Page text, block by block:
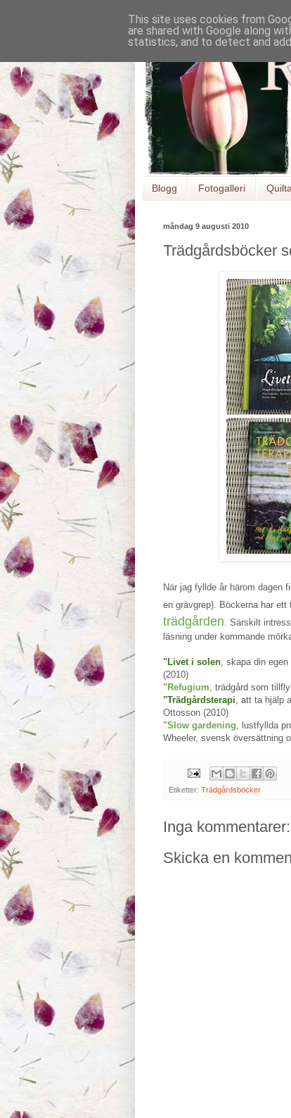
Blogg Fotogalleri
måndag 9 augusti 2010
Trädgårdsböcker
När jag fyllde år härom dagen
en grävgrep). Böckerna har ett
trädgården. Särskilt
läsning under kommande
"Livet i solen, skapa din
(2010)
"Refugium, trädgård som
"Trädgårdsterapi, att ta hjälp
Ottosson (2010)
"Slow gardening, lustfyllda
Wheeler, svensk översättning
Etiketter: Trädgårdsböcker
Inga kommentarer:
Skicka en
This site uses cookies from
are shared with Google along
statistics, and to detect and